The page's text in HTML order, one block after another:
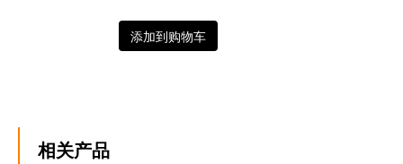
添加到购物车
相关产品